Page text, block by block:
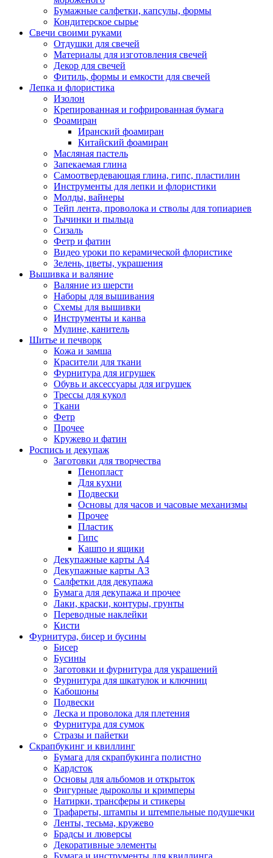
Бумажные салфетки, капсулы, формы
Кондитерское сырье
Свечи своими руками
Отдушки для свечей
Материалы для изготовления свечей
Декор для свечей
Фитиль, формы и емкости для свечей
Лепка и флористика
Изолон
Крепированная и гофрированная бумага
Фоамиран
Иранский фоамиран
Китайский фоамиран
Масляная пастель
Запекаемая глина
Самоотвердевающая глина, гипс, пластилин
Инструменты для лепки и флористики
Молды, вайнеры
Тейп лента, проволока и стволы для топиариев
Тычинки и пыльца
Сизаль
Фетр и фатин
Видео уроки по керамической флористике
Зелень, цветы, украшения
Вышивка и валяние
Валяние из шерсти
Наборы для вышивания
Схемы для вышивки
Инструменты и канва
Мулине, канитель
Шитье и печворк
Кожа и замша
Красители для ткани
Фурнитура для игрушек
Обувь и аксессуары для игрушек
Трессы для кукол
Ткани
Фетр
Прочее
Кружево и фатин
Роспись и декупаж
Заготовки для творчества
Пенопласт
Для кухни
Подвески
Основы для часов и часовые механизмы
Прочее
Пластик
Гипс
Кашпо и ящики
Декупажные карты А4
Декупажные карты А3
Салфетки для декупажа
Бумага для декупажа и прочее
Лаки, краски, контуры, грунты
Переводные наклейки
Кисти
Фурнитура, бисер и бусины
Бисер
Бусины
Заготовки и фурнитура для украшений
Фурнитура для шкатулок и ключниц
Кабошоны
Подвески
Леска и проволока для плетения
Фурнитура для сумок
Стразы и пайетки
Скрапбукинг и квиллинг
Бумага для скрапбукинга полистно
Кардсток
Основы для альбомов и открыток
Фигурные дыроколы и кримперы
Натирки, трансферы и стикеры
Трафареты, штампы и штемпельные подушечки
Ленты, тесьма, кружево
Брадсы и люверсы
Декоративные элементы
Бумага и инструменты для квиллинга